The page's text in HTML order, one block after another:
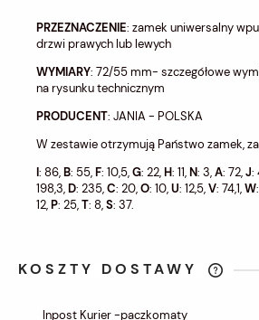
PRZEZNACZENIE: zamek uniwersalny
drzwi prawych lub lewych
WYMIARY: 72/55 mm- szczegółowe
na rysunku technicznym
PRODUCENT: JANIA - POLSKA
W zestawie otrzymują Państwo zamek,
I: 86,B: 55,F: 10,5,G: 22,H: 11,N: 3,A: 72,J:
198,3,D: 235,C: 20,O: 10,U: 12,5,V: 74,1,W
12,P: 25,T: 8,S: 37.
KOSZTY DOSTAWY
Inpost Kurier -paczkomaty